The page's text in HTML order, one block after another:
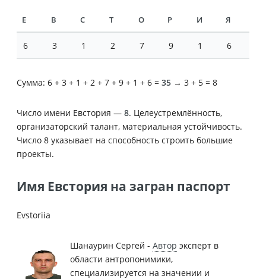
Е В С Т О Р И Я
6 3 1 2 7 9 1 6
Сумма: 6 + 3 + 1 + 2 + 7 + 9 + 1 + 6 = 35 → 3 + 5 = 8
Число имени Евстория — 8. Целеустремлённость,
организаторский талант, материальная устойчивость.
Число 8 указывает на способность строить большие
проекты.
Имя Евстория на загран паспорт
Evstoriia
Шанаурин Сергей - Автор эксперт в
области антропонимики,
специализируется на значении и